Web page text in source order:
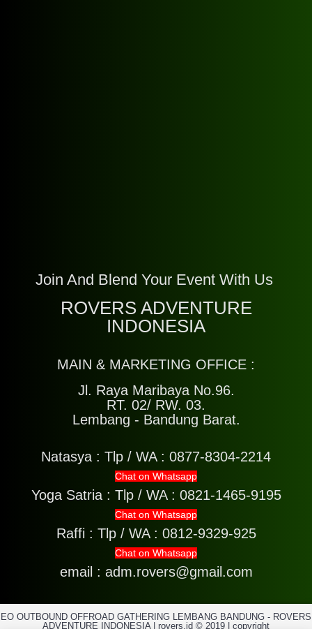
Join And Blend Your Event With Us
ROVERS ADVENTURE
INDONESIA
MAIN & MARKETING OFFICE :
Jl. Raya Maribaya No.96.
RT. 02/ RW. 03.
Lembang - Bandung Barat.
Natasya : Tlp / WA : 0877-8304-2214
Chat on Whatsapp
Yoga Satria : Tlp / WA : 0821-1465-9195
Chat on Whatsapp
Raffi : Tlp / WA : 0812-9329-925
Chat on Whatsapp
email : adm.rovers@gmail.com
EO OUTBOUND OFFROAD GATHERING LEMBANG BANDUNG - ROVERS
ADVENTURE INDONESIA | rovers.id © 2019 | copyright